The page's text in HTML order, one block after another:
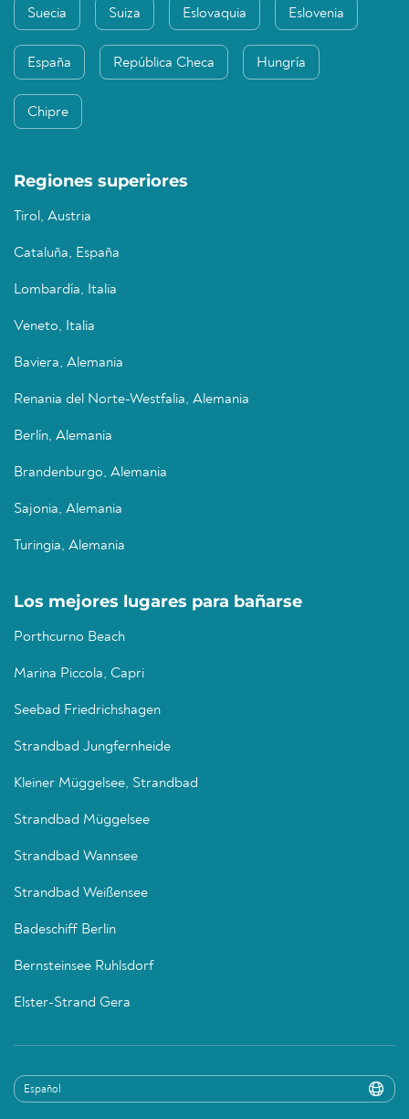
Suecia Suiza Eslovaquia Eslovenia
España República Checa Hungría
Chipre
Regiones superiores
Tirol, Austria
Cataluña, España
Lombardía, Italia
Veneto, Italia
Baviera, Alemania
Renania del Norte-Westfalia, Alemania
Berlín, Alemania
Brandenburgo, Alemania
Sajonia, Alemania
Turingia, Alemania
Los mejores lugares para bañarse
Porthcurno Beach
Marina Piccola, Capri
Seebad Friedrichshagen
Strandbad Jungfernheide
Kleiner Müggelsee, Strandbad
Strandbad Müggelsee
Strandbad Wannsee
Strandbad Weißensee
Badeschiff Berlin
Bernsteinsee Ruhlsdorf
Elster-Strand Gera